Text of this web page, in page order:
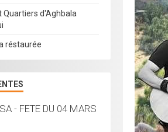
Quartiers d'Aghbala
réstaurée
- FETE DU 04 MARS